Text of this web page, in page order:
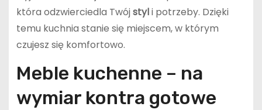
która odzwierciedla Twójstyli potrzeby. Dzięki
temu kuchnia stanie się miejscem, w którym
czujesz się komfortowo.
Meble kuchenne – na
wymiar kontra gotowe